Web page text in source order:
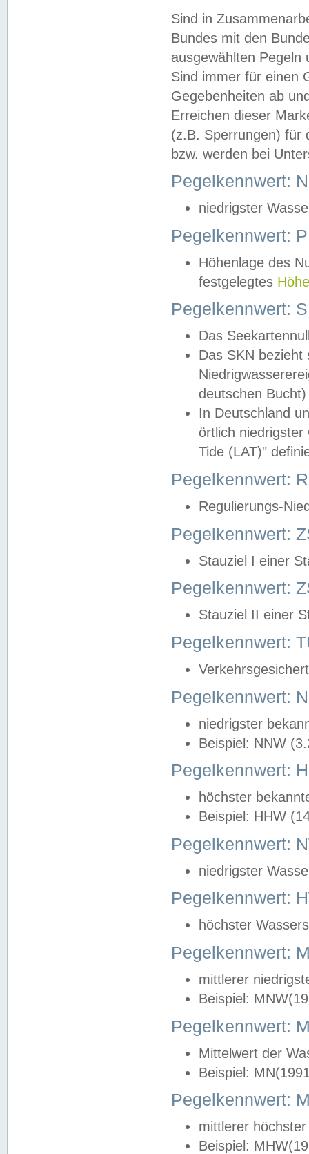
Sind in
Bundes mit den
ausgewählten
Sind immer für einen
Gegebenheiten ab
Erreichen dieser
(z.B. Sperrungen) für
bzw. werden bei
Pegelkennwert:
niedrigster
Pegelkennwert:
Höhenlage des
festgelegtes
Pegelkennwert:
Das
Das SKN
deutschen
In Deutschland
örtlich
Tide (LAT)"
Pegelkennwert:
Regulierungs-
Pegelkennwert:
Stauziel I einer
Pegelkennwert:
Stauziel II einer
Pegelkennwert:
Pegelkennwert:
niedrigster
Beispiel: NNW
Pegelkennwert:
höchster
Beispiel: HHW
Pegelkennwert:
niedrigster
Pegelkennwert:
höchster
Pegelkennwert:
mittlerer
Beispiel:
Pegelkennwert:
Mittelwert der
Beispiel:
Pegelkennwert:
mittlerer
Beispiel: